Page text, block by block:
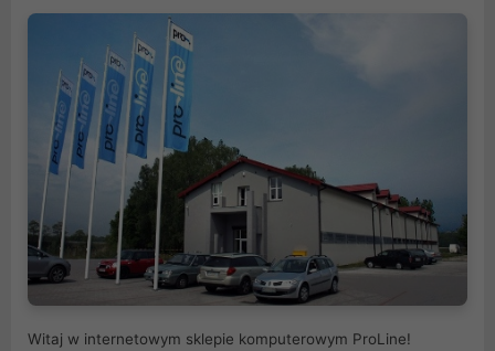
Witaj w internetowym sklepie komputerowym ProLine!